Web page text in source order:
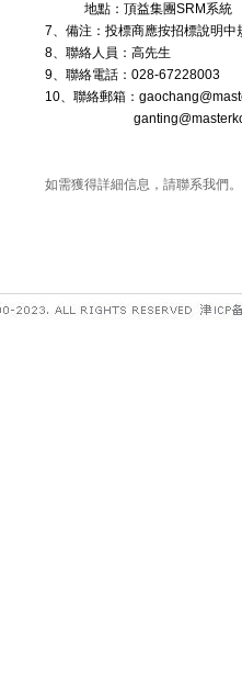
地點：頂益集團SRM系統
7、備注：投標商應按招標說明
8、聯絡人員：高先生
9、聯絡電話：028-67228003
10、聯絡郵箱：
如需獲得詳細信息，請聯系我們。